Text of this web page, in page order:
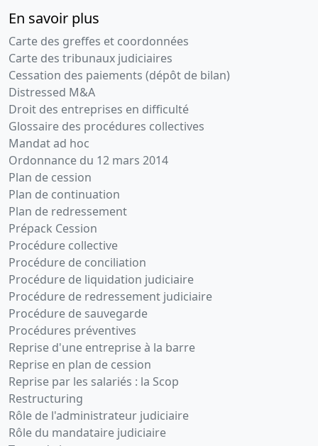
En savoir plus
Carte des greffes et coordonnées
Carte des tribunaux judiciaires
Cessation des paiements (dépôt de bilan)
Distressed M&A
Droit des entreprises en difficulté
Glossaire des procédures collectives
Mandat ad hoc
Ordonnance du 12 mars 2014
Plan de cession
Plan de continuation
Plan de redressement
Prépack Cession
Procédure collective
Procédure de conciliation
Procédure de liquidation judiciaire
Procédure de redressement judiciaire
Procédure de sauvegarde
Procédures préventives
Reprise d'une entreprise à la barre
Reprise en plan de cession
Reprise par les salariés : la Scop
Restructuring
Rôle de l'administrateur judiciaire
Rôle du mandataire judiciaire